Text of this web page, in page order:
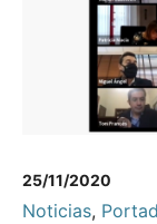
25/11/2020
Noticias,